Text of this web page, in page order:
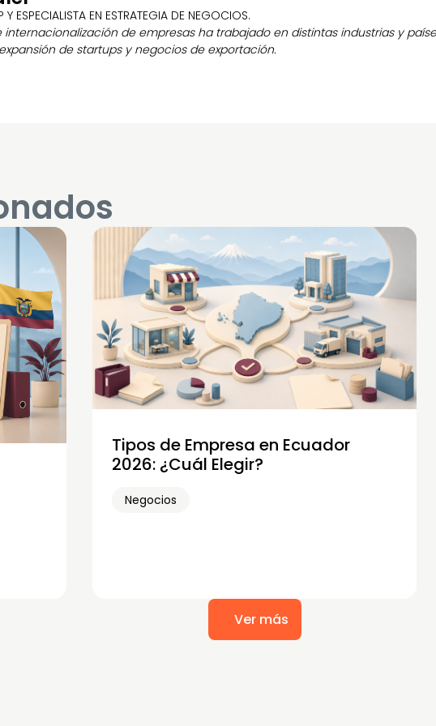
ESPECIALISTA EN ESTRATEGIA DE NEGOCIOS.
de empresas ha trabajado en distintas industrias y
de startups y negocios de exportación.
Tipos de Empresa en Ecuador
2026: ¿Cuál Elegir?
Negocios
Ver más